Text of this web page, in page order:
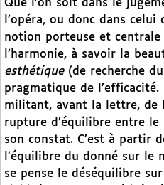
Que l’on soit dans le
l’opéra, ou donc dans
notion porteuse et
l’harmonie, à savoir la
esthétique(de recherche
pragmatique de
militant, avant la lettre, de
rupture d’équilibre entre le
son constat. C’est à partir
l’équilibre du donné sur le
se pense le déséquilibre